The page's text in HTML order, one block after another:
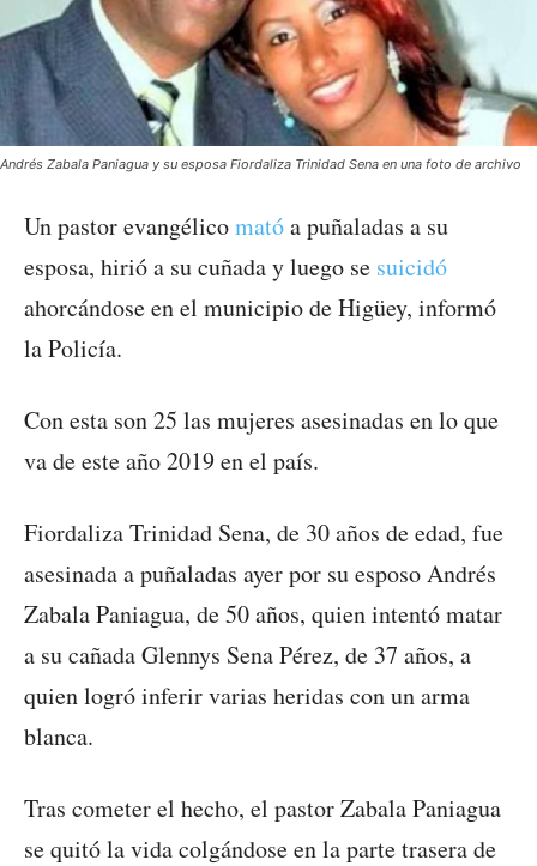
Andrés Zabala Paniagua y su esposa Fiordaliza Trinidad Sena en una foto de archivo
Un pastor evangélicomatóa puñaladas a su
esposa, hirió a su cuñada y luego se suicidó
ahorcándose en el municipio de Higüey, informó
la Policía.
Con esta son 25 las mujeres asesinadas en lo que
va de este año 2019 en el país.
Fiordaliza Trinidad Sena, de 30 años de edad, fue
asesinada a puñaladas ayer por su esposo Andrés
Zabala Paniagua, de 50 años, quien intentó matar
a su cañada Glennys Sena Pérez, de 37 años, a
quien logró inferir varias heridas con un arma
blanca.
Tras cometer el hecho, el pastor Zabala Paniagua
se quitó la vida colgándose en la parte trasera de